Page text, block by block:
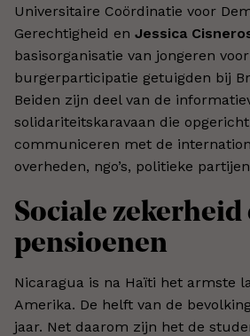
Universitaire Coördinatie voor
Gerechtigheid en Jessica
basisorganisatie van jongeren
burgerparticipatie getuigden bij
Beiden zijn deel van de
solidariteitskaravaan die
communiceren met de
overheden, ngo’s, politieke
Sociale zekerheid
pensioenen
Nicaragua is na Haïti het armste
Amerika. De helft van de
jaar. Net daarom zijn het de